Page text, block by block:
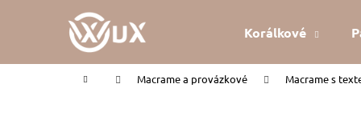
Korálkové
Domů Macrame a provázkové Macrame s
í
Zpět
do
Zpět
do